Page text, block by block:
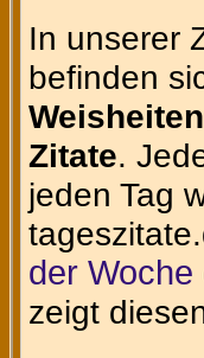
In unserer
befinden
Zitate.
jeden Tag
der Woche
zeigt